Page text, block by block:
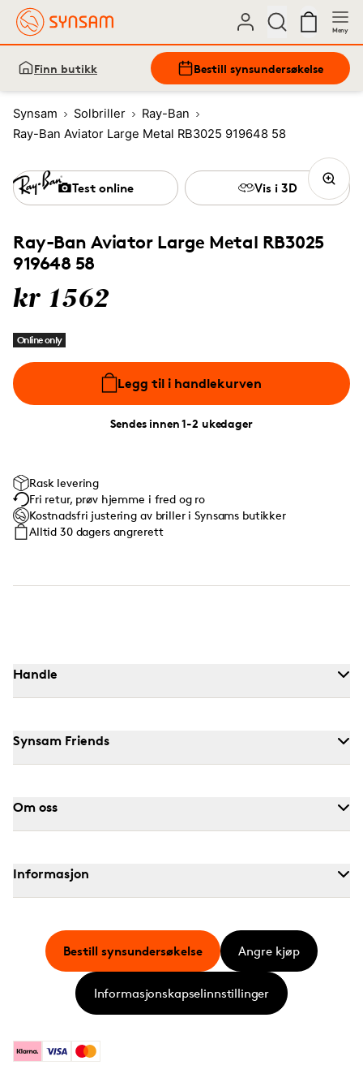
Meny
Finn butikk Bestill synsundersøkelse
Synsam Solbriller
Ray-Ban
Ray-Ban Aviator Large Metal RB3025 919648 58
Ray-Ban Aviator Large Metal RB3025
919648 58
kr 1562
Online only
Legg til i handlekurven
Sendes innen 1-2 ukedager
Test online Vis i 3D
Rask levering
Fri retur, prøv hjemme i fred og ro
Kostnadsfri justering av briller i Synsams butikker
Alltid 30 dagers angrerett
Handle
Synsam Friends
Om oss
Informasjon
KlarnaVisa Mastercard
Bestill synsundersøkelse Angre kjøp
Informasjonskapselinnstillinger